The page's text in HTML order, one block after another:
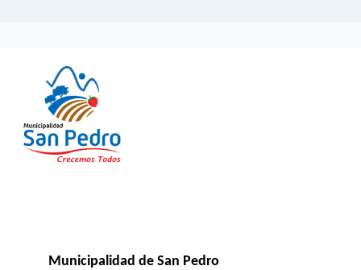
Municipalidad de San Pedro